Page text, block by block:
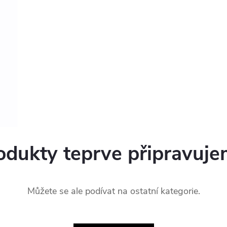
teprve
Můžete se ale podívat na ostatní kategorie.